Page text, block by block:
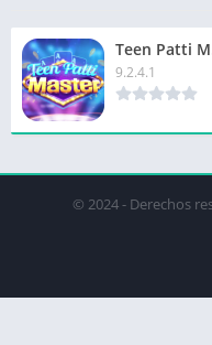
9.2.4.1
© 2024 - Derechos